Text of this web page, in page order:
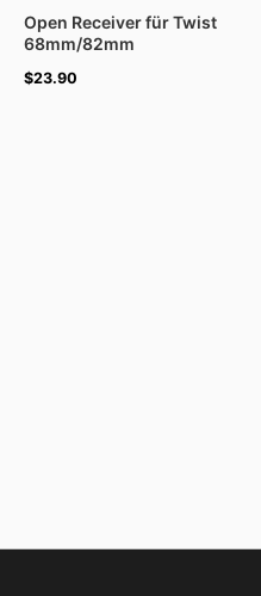
Open Receiver für Twist
68mm/82mm
$23.90